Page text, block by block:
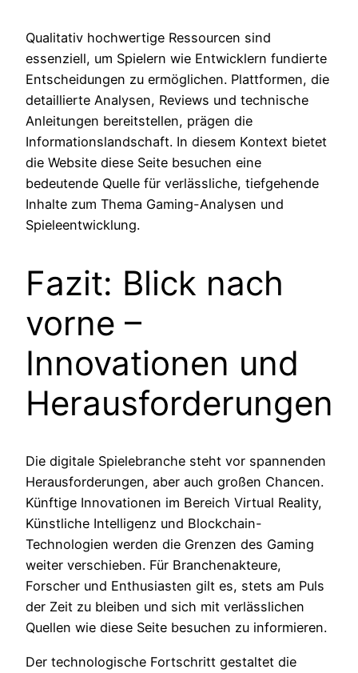
Qualitativ hochwertige Ressourcen sind
essenziell, um Spielern wie Entwicklern fundierte
Entscheidungen zu ermöglichen. Plattformen, die
detaillierte Analysen, Reviews und technische
Anleitungen bereitstellen, prägen die
Informationslandschaft. In diesem Kontext bietet
die Website diese Seite besuchen eine
bedeutende Quelle für verlässliche, tiefgehende
Inhalte zum Thema Gaming-Analysen und
Spieleentwicklung.
Fazit: Blick nach
vorne –
Innovationen und
Herausforderungen
Die digitale Spielebranche steht vor spannenden
Herausforderungen, aber auch großen Chancen.
Künftige Innovationen im Bereich Virtual Reality,
Künstliche Intelligenz und Blockchain-
Technologien werden die Grenzen des Gaming
weiter verschieben. Für Branchenakteure,
Forscher und Enthusiasten gilt es, stets am Puls
der Zeit zu bleiben und sich mit verlässlichen
Quellen wie diese Seite besuchen zu informieren.
Der technologische Fortschritt gestaltet die